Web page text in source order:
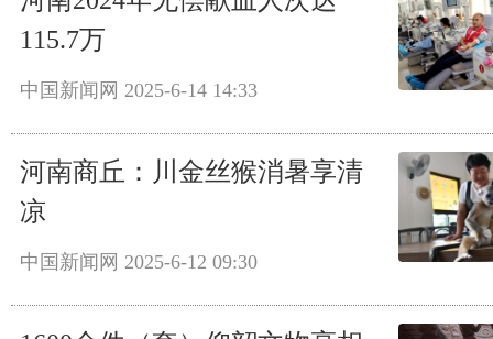
115.7万
中国新闻网 2025-6-14 14:33
河南商丘：川金丝猴消暑享清
凉
中国新闻网 2025-6-12 09:30